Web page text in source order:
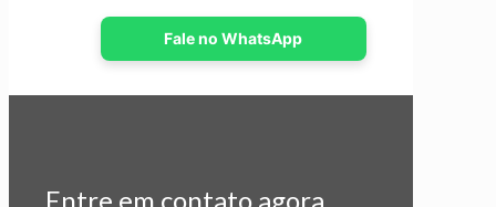
Fale no WhatsApp
Entre em contato agora